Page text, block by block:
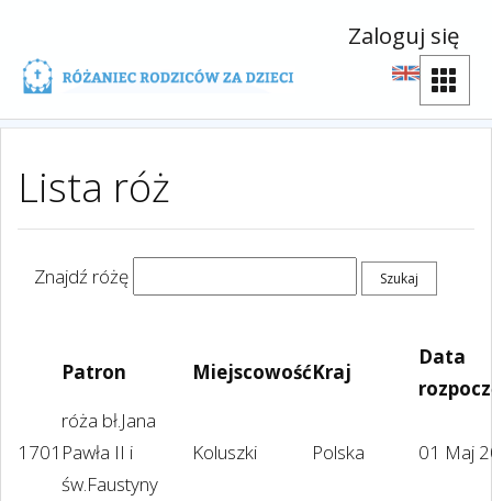
Zaloguj się
Lista róż
Znajdź różę
Patron MiejscowośćKraj
Data
1701
róża bł.Jana
Pawła II i
św.Faustyny
Koluszki Polska 01 Maj